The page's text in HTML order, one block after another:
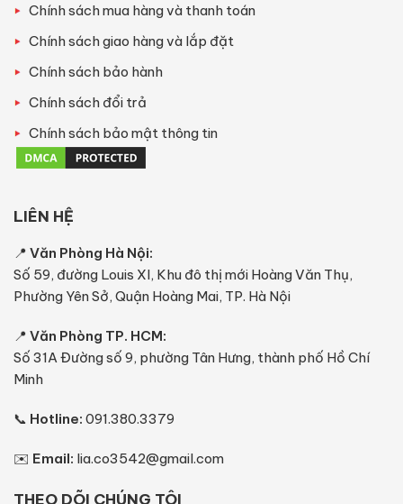
Chính sách mua hàng và thanh toán
Chính sách giao hàng và lắp đặt
Chính sách bảo hành
Chính sách đổi trả
Chính sách bảo mật thông tin
LIÊN HỆ
📍 Văn Phòng Hà Nội:
Số 59, đường Louis XI, Khu đô thị mới Hoàng Văn Thụ,
Phường Yên Sở, Quận Hoàng Mai, TP. Hà Nội
📍 Văn Phòng TP. HCM:
Số 31A Đường số 9, phường Tân Hưng, thành phố Hồ Chí
Minh
📞 Hotline: 091.380.3379
✉️ Email: lia.co3542@gmail.com
THEO DÕI CHÚNG TÔI